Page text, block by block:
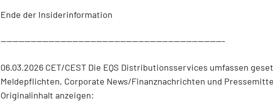
Ende der Insiderinformation
---------------------------------------------------------------------------
06.03.2026 CET/CEST Die EQS Distributionsservices umfassen
Meldepflichten, Corporate News/Finanznachrichten und
Originalinhalt anzeigen: